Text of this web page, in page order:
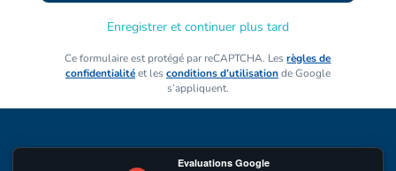
Enregistrer et continuer plus tard
Ce formulaire est protégé par reCAPTCHA. Lesrègles de
confidentialitéet les conditions d’utilisationde Google
s’appliquent.
Evaluations Google